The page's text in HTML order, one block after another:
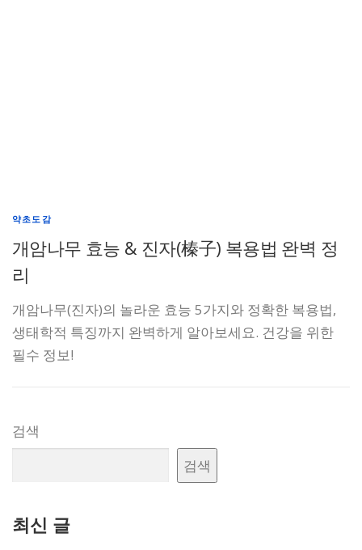
약초도감
개암나무 효능 & 진자(榛子) 복용법 완벽 정
리
개암나무(진자)의 놀라운 효능 5가지와 정확한 복용법,
생태학적 특징까지 완벽하게 알아보세요. 건강을 위한
필수 정보!
검색
검색
최신 글